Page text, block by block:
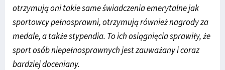
otrzymują oni takie same świadczenia emerytalne jak
sportowcy pełnosprawni, otrzymują również nagrody za
medale, a także stypendia. To ich osiągnięcia sprawiły, że
sport osób niepełnosprawnych jest zauważany i coraz
bardziej doceniany.